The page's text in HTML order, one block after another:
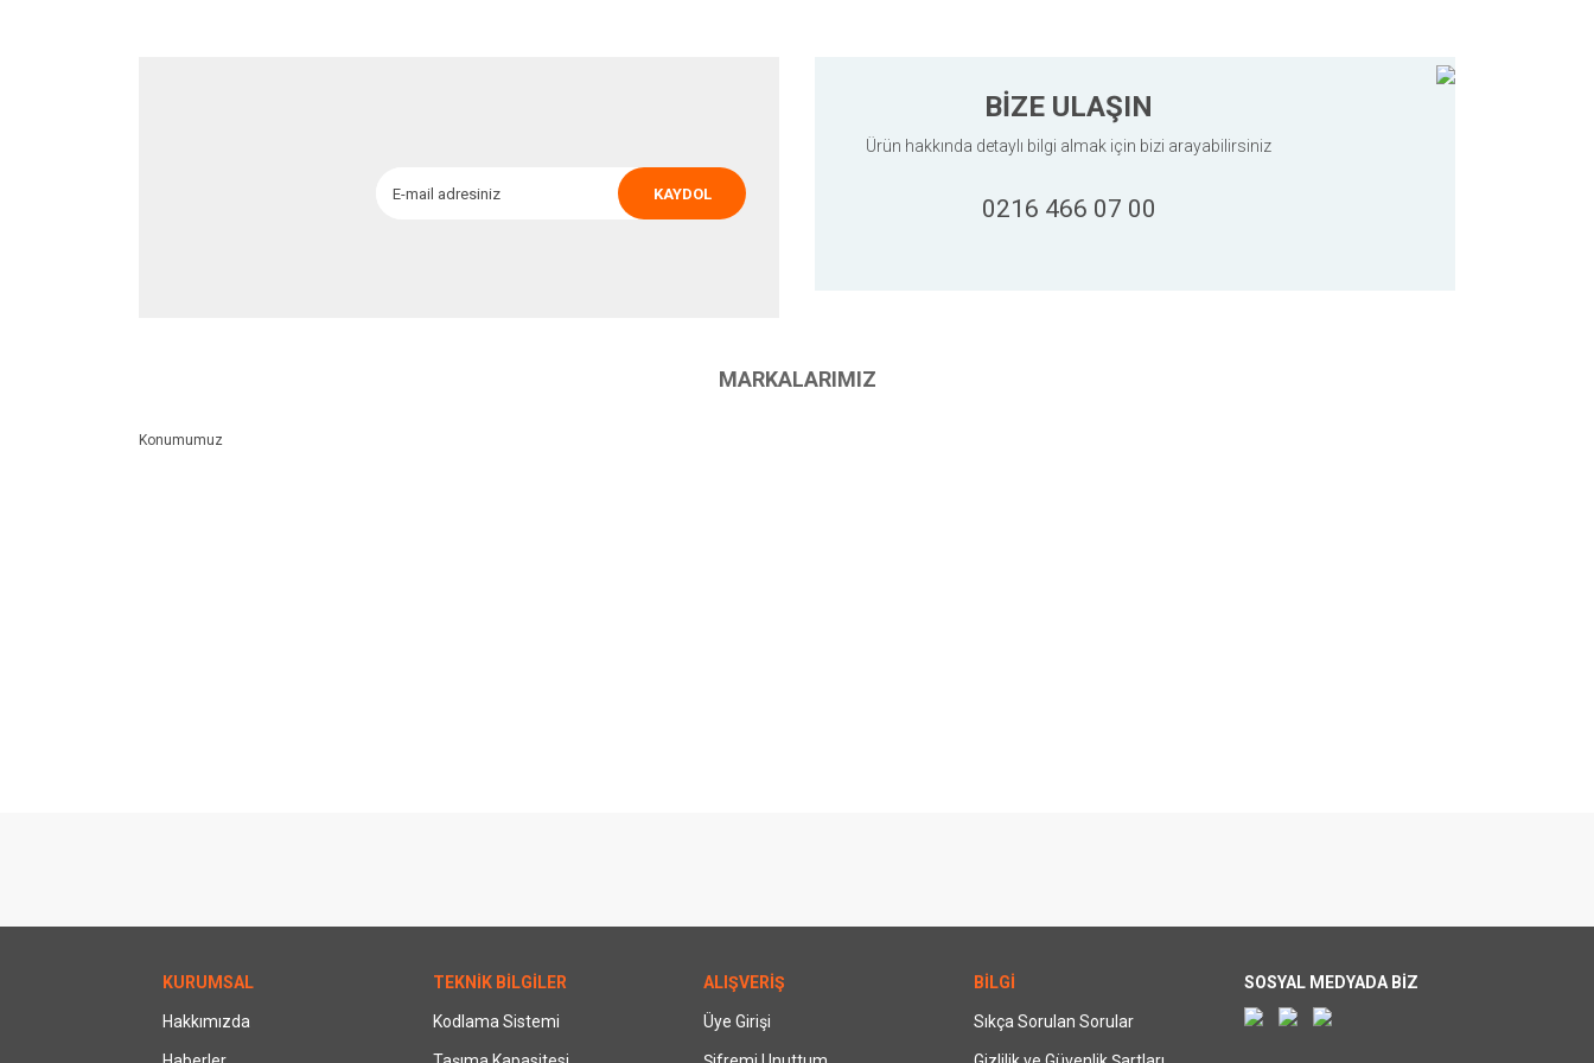
KAYDOL
BİZE ULAŞIN
Ürün hakkında detaylı bilgi almak için bizi arayabilirsiniz
0216 466 07 00
MARKALARIMIZ
Konumumuz
KURUMSAL
Hakkımızda
TEKNİK BİLGİLER
Kodlama Sistemi
ALIŞVERİŞ
Üye Girişi
BİLGİ
Sıkça Sorulan Sorular
SOSYAL MEDYADA BİZ